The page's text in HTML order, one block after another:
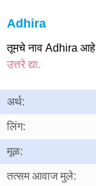
Adhira
तूमचे नाव Adhira आहे
उत्तरे द्या.
अर्थ:
लिंग:
मूळ:
तत्सम आवाज मुले: